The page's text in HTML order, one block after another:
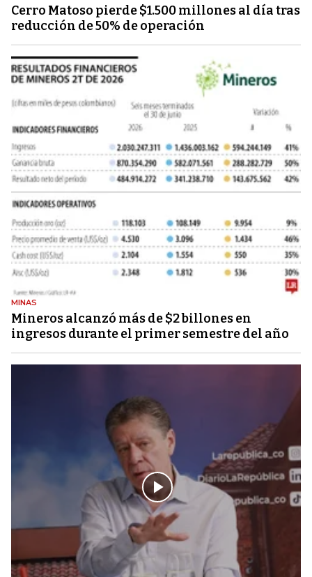
Cerro Matoso pierde $1.500 millones al día tras
reducción de 50% de operación
MINAS
Mineros alcanzó más de $2 billones en
ingresos durante el primer semestre del año